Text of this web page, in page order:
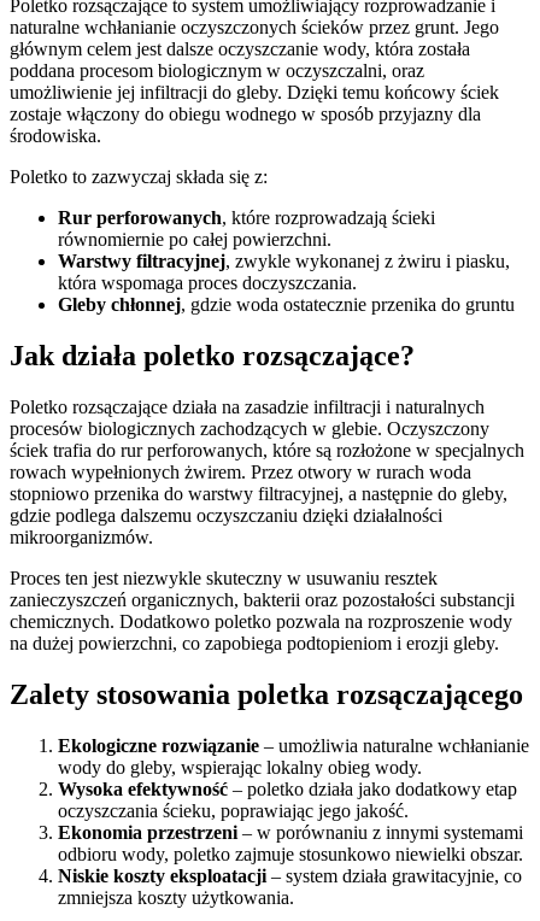
Poletko rozsączające to system umożliwiający rozprowadzanie i
naturalne wchłanianie oczyszczonych ścieków przez grunt. Jego
głównym celem jest dalsze oczyszczanie wody, która została
poddana procesom biologicznym w oczyszczalni, oraz
umożliwienie jej infiltracji do gleby. Dzięki temu końcowy ściek
zostaje włączony do obiegu wodnego w sposób przyjazny dla
środowiska.
Poletko to zazwyczaj składa się z:
Rur perforowanych, które rozprowadzają ścieki
równomiernie po całej powierzchni.
Warstwy filtracyjnej, zwykle wykonanej z żwiru i piasku,
która wspomaga proces doczyszczania.
Gleby chłonnej, gdzie woda ostatecznie przenika do gruntu
Jak działa poletko rozsączające?
Poletko rozsączające działa na zasadzie infiltracji i naturalnych
procesów biologicznych zachodzących w glebie. Oczyszczony
ściek trafia do rur perforowanych, które są rozłożone w specjalnych
rowach wypełnionych żwirem. Przez otwory w rurach woda
stopniowo przenika do warstwy filtracyjnej, a następnie do gleby,
gdzie podlega dalszemu oczyszczaniu dzięki działalności
mikroorganizmów.
Proces ten jest niezwykle skuteczny w usuwaniu resztek
zanieczyszczeń organicznych, bakterii oraz pozostałości substancji
chemicznych. Dodatkowo poletko pozwala na rozproszenie wody
na dużej powierzchni, co zapobiega podtopieniom i erozji gleby.
Zalety stosowania poletka rozsączającego
Ekologiczne rozwiązanie – umożliwia naturalne wchłanianie
wody do gleby, wspierając lokalny obieg wody.
Wysoka efektywność – poletko działa jako dodatkowy etap
oczyszczania ścieku, poprawiając jego jakość.
Ekonomia przestrzeni – w porównaniu z innymi systemami
odbioru wody, poletko zajmuje stosunkowo niewielki obszar.
Niskie koszty eksploatacji – system działa grawitacyjnie, co
zmniejsza koszty użytkowania.